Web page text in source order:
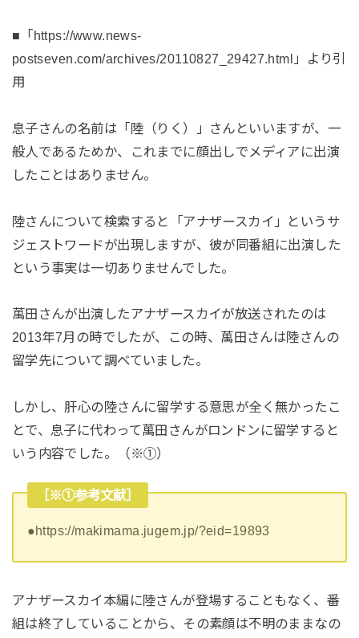
■「https://www.news-
postseven.com/archives/20110827_29427.html」より引
用
息子さんの名前は「陸（りく）」さんといいますが、一
般人であるためか、これまでに顔出しでメディアに出演
したことはありません。
陸さんについて検索すると「アナザースカイ」というサ
ジェストワードが出現しますが、彼が同番組に出演した
という事実は一切ありませんでした。
萬田さんが出演したアナザースカイが放送されたのは
2013年7月の時でしたが、この時、萬田さんは陸さんの
留学先について調べていました。
しかし、肝心の陸さんに留学する意思が全く無かったこ
とで、息子に代わって萬田さんがロンドンに留学すると
いう内容でした。（※①）
［※①参考文献］
●https://makimama.jugem.jp/?eid=19893
アナザースカイ本編に陸さんが登場することもなく、番
組は終了していることから、その素顔は不明のままなの